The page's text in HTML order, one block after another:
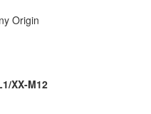
Origin
XX-M12